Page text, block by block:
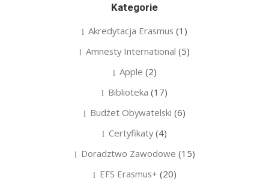
Kategorie
Akredytacja Erasmus (1)
Amnesty International (5)
Apple (2)
Biblioteka (17)
Budżet Obywatelski (6)
Certyfikaty(4)
Doradztwo Zawodowe (15)
EFS Erasmus+ (20)